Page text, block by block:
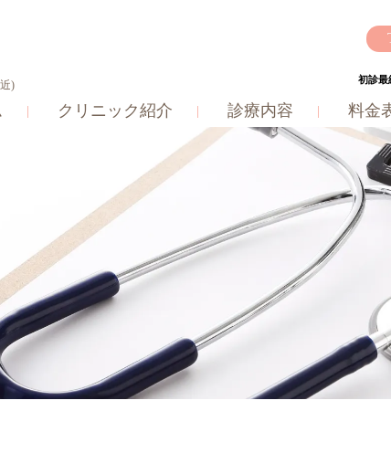
)
初診
クリニック紹介 診療内容 料金